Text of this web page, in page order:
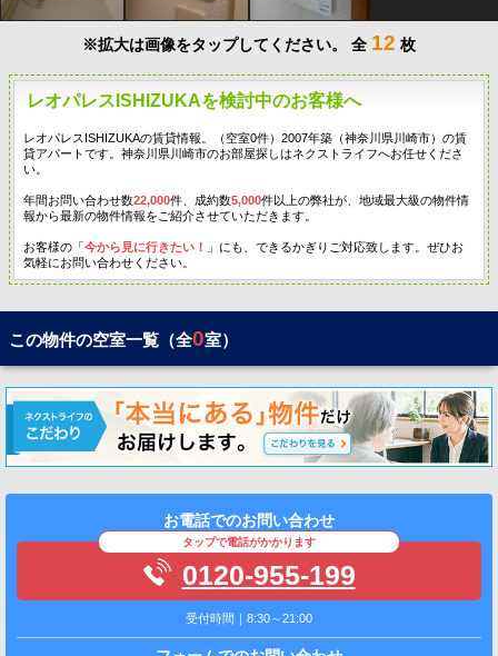
※拡大は画像をタップしてください。 全 12 枚
レオパレスISHIZUKAを検討中のお客様へ
レオパレスISHIZUKAの賃貸情報。（空室0件）2007年築（神奈川県川崎市）の賃
貸アパートです。神奈川県川崎市のお部屋探しはネクストライフへお任せくださ
い。
年間お問い合わせ数22,000件、成約数5,000件以上の弊社が、地域最大級の物件情
報から最新の物件情報をご紹介させていただきます。
お客様の「今から見に行きたい！
」にも、できるかぎりご対応致します。ぜひお
気軽にお問い合わせください。
この物件の空室一覧（全0室）
お電話でのお問い合わせ
タップで電話がかかります
0120-955-199
受付時間｜8:30～21:00